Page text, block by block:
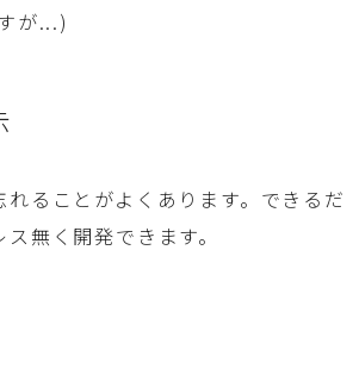
が...)
ることがよくあります。できるだ
無く開発できます。